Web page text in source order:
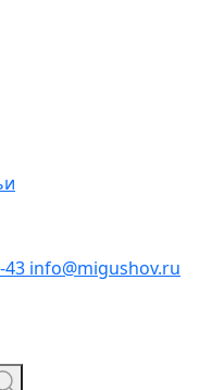
43 info@migushov.ru